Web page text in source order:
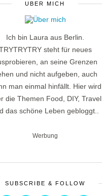
ÜBER MICH
Ich bin Laura aus Berlin.
steht für neues
an seine Grenzen
und nicht aufgeben, auch
man einmal hinfällt. Hier wird
die Themen Food, DIY, Travel
das schöne Leben gebloggt..
Werbung
SUBSCRIBE & FOLLOW